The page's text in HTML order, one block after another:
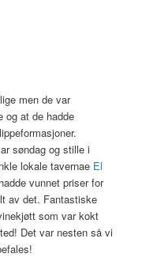
men de var
og at de hadde
søndag og stille i
lokale tavernae El
vunnet priser for
av det. Fantastiske
som var kokt
Det var nesten så vi